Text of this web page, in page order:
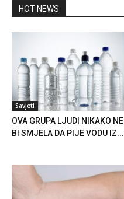
HOT NEWS
Savjeti
OVA GRUPA LJUDI NIKAKO NE
BI SMJELA DA PIJE VODU IZ...